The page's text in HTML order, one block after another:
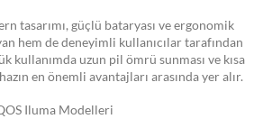
tasarımı, güçlü bataryası ve ergonomik
hem de deneyimli kullanıcılar tarafından
kullanımda uzun pil ömrü sunması ve kısa
en önemli avantajları arasında yer alır.
Iluma Modelleri